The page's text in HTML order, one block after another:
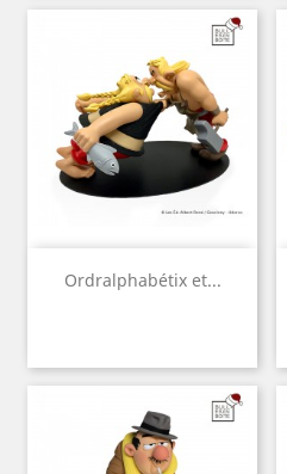
Ordralphabétix et...